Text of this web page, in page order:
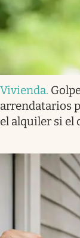
Vivienda.
arrendatarios
el alquiler si el